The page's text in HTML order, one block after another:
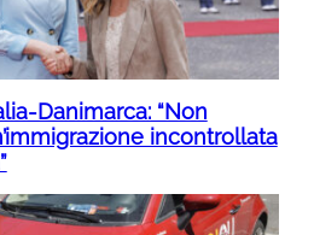
Danimarca: “Non
incontrollata